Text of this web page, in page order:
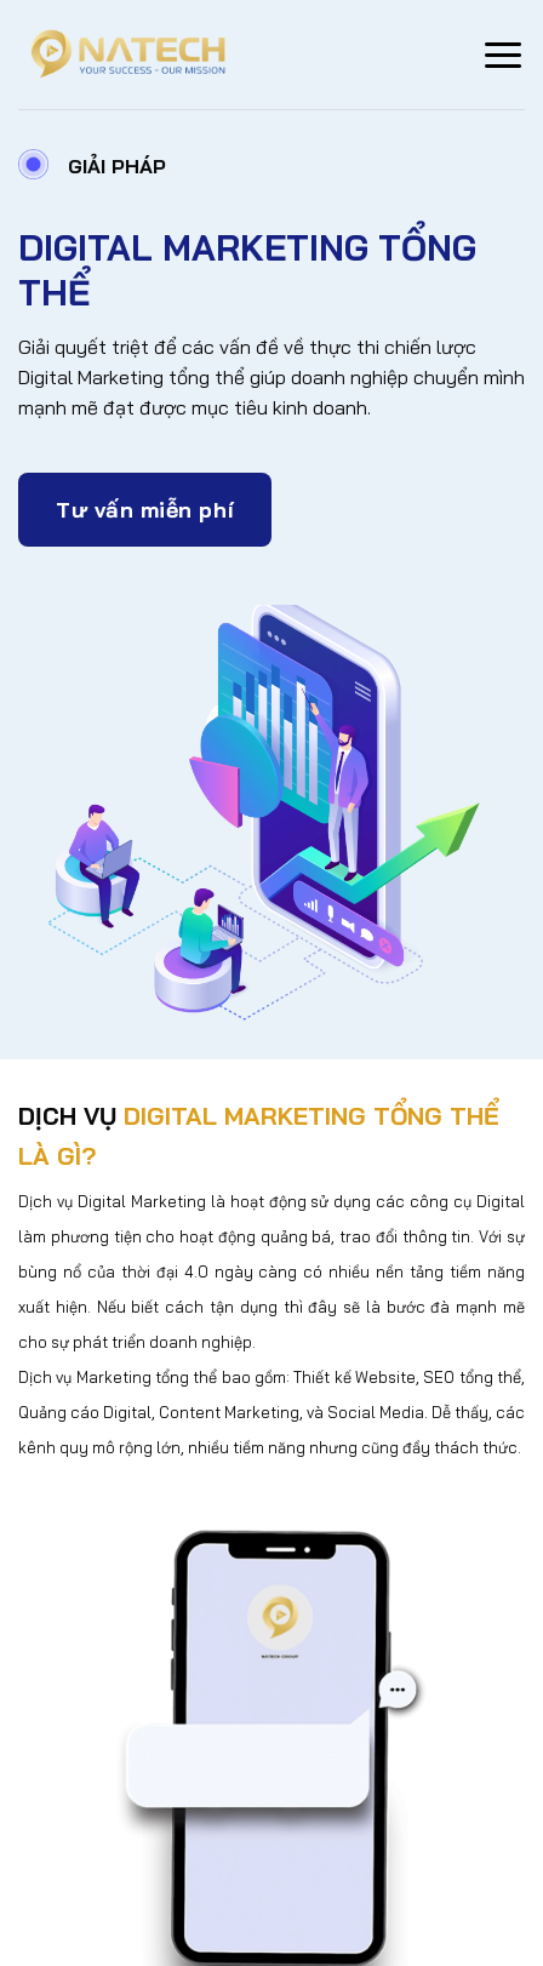
content
GIẢI PHÁP
DIGITAL MARKETING TỔNG
THỂ
Giải quyết triệt để các vấn đề về thực thi chiến lược
Digital Marketing tổng thể giúp doanh nghiệp chuyển mình
mạnh mẽ đạt được mục tiêu kinh doanh.
Tư vấn miễn phí
DỊCH VỤ DIGITAL MARKETING TỔNG THỂ
LÀ GÌ?
Dịch vụ Digital Marketing là hoạt động sử dụng các công cụ Digital
làm phương tiện cho hoạt động quảng bá, trao đổi thông tin. Với sự
bùng nổ của thời đại 4.0 ngày càng có nhiều nền tảng tiềm năng
xuất hiện. Nếu biết cách tận dụng thì đây sẽ là bước đà mạnh mẽ
cho sự phát triển doanh nghiệp.
Dịch vụ Marketing tổng thể bao gồm: Thiết kế Website, SEO tổng thể,
Quảng cáo Digital, Content Marketing, và Social Media. Dễ thấy, các
kênh quy mô rộng lớn, nhiều tiềm năng nhưng cũng đầy thách thức.